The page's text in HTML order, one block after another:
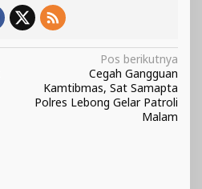
Pos berikutnya
Cegah Gangguan
Kamtibmas, Sat Samapta
Polres Lebong Gelar Patroli
Malam